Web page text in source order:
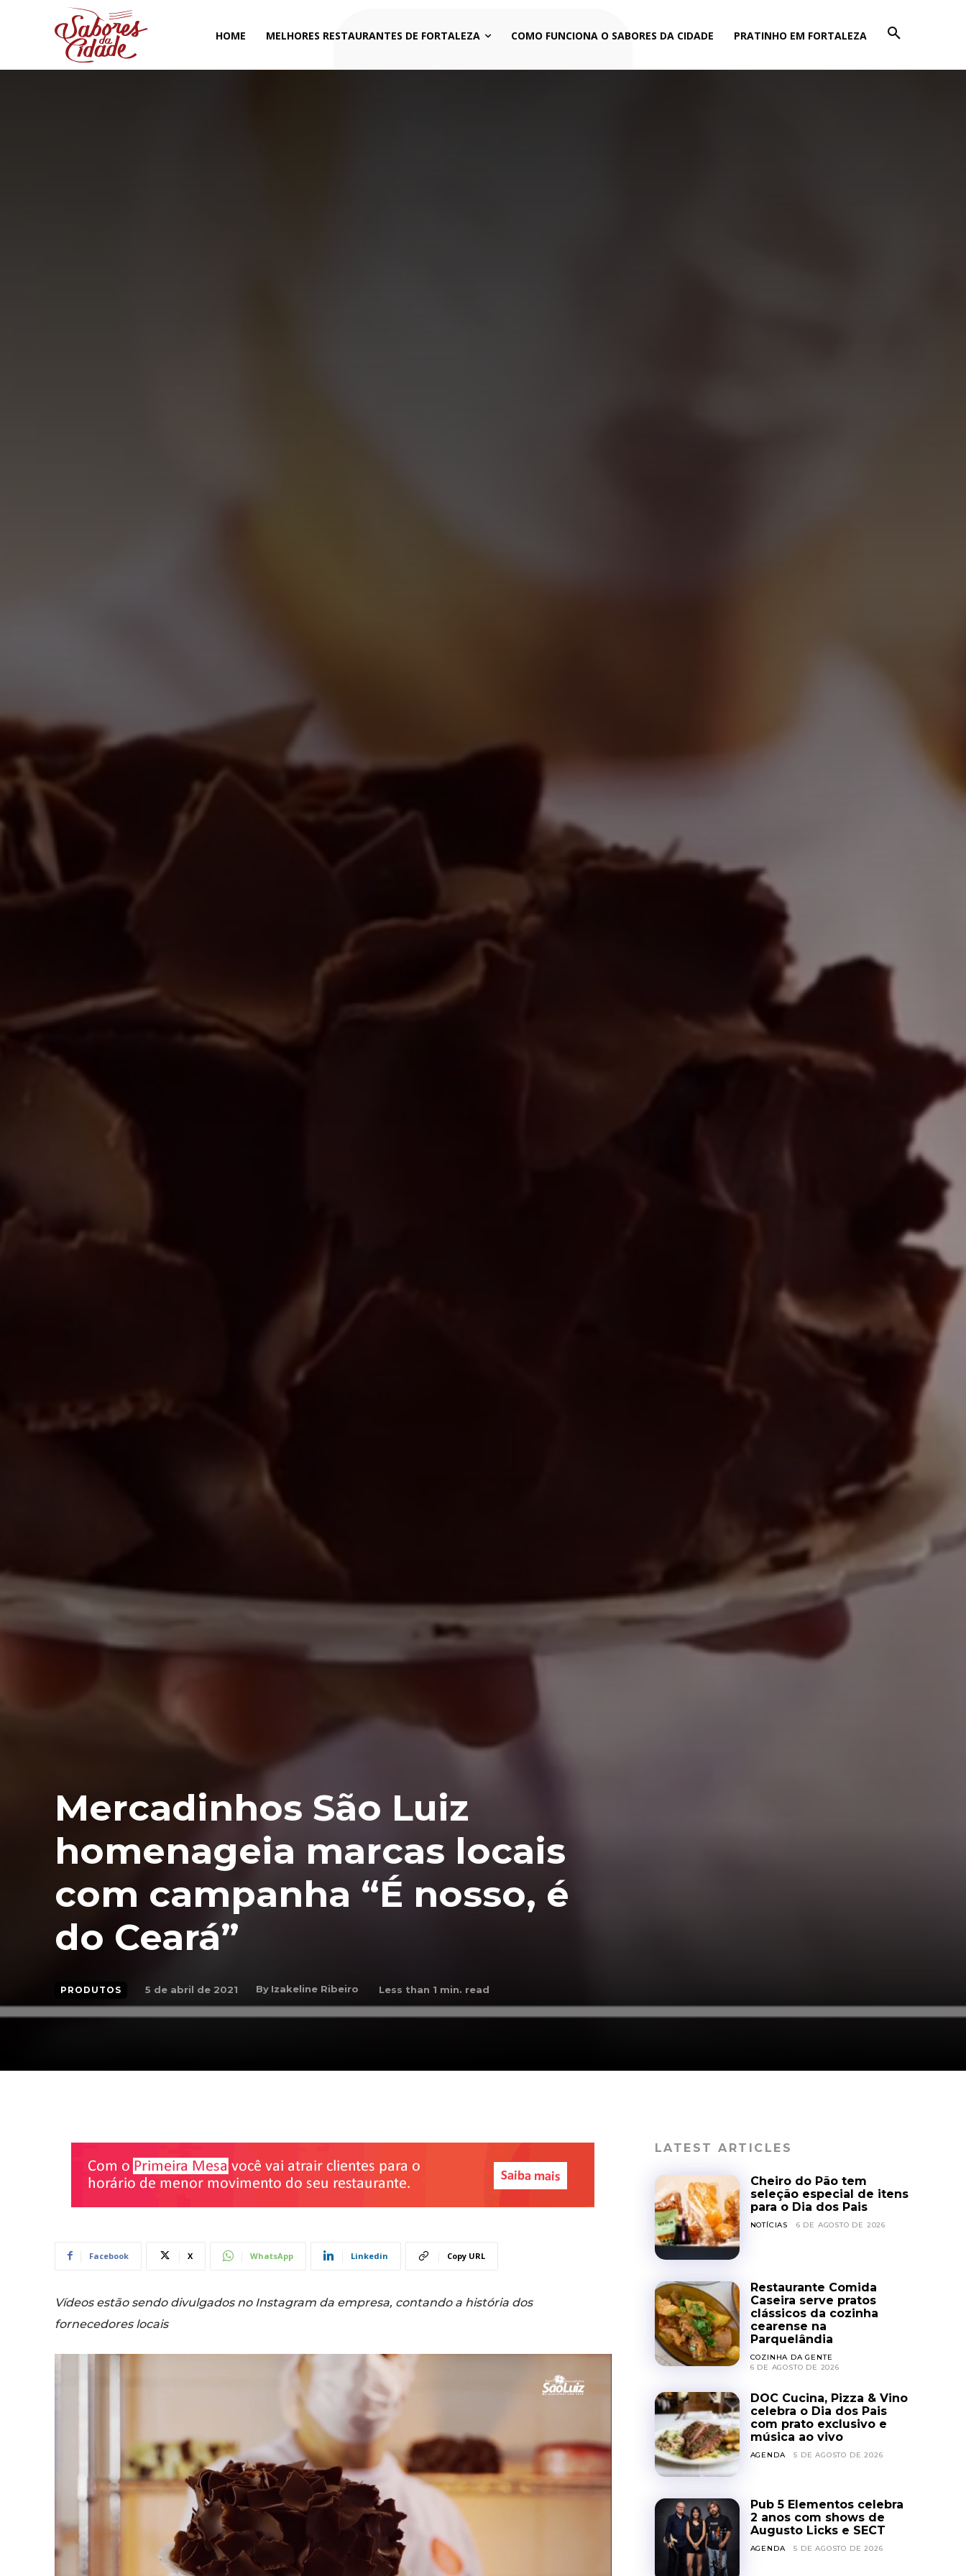
HOME MELHORES RESTAURANTES DE FORTALEZA COMO FUNCIONA O SABORES DA CIDADE PRATINHO EM FORTALEZA
Mercadinhos São Luiz
homenageia marcas locais
com campanha “É nosso, é
do Ceará”
PRODUTOS 5 de abril de 2021 By Izakeline Ribeiro Less than 1 min. read
Facebook X WhatsApp Linkedin Copy URL
Vídeos estão sendo divulgados no Instagram da empresa, contando a história dos
fornecedores locais
LATEST ARTICLES
Cheiro do Pão tem
seleção especial de itens
para o Dia dos Pais
NOTÍCIAS 6 DE AGOSTO DE 2026
Restaurante Comida
Caseira serve pratos
clássicos da cozinha
cearense na
Parquelândia
COZINHA DA GENTE
6 DE AGOSTO DE 2026
DOC Cucina, Pizza & Vino
celebra o Dia dos Pais
com prato exclusivo e
música ao vivo
AGENDA 5 DE AGOSTO DE 2026
Pub 5 Elementos celebra
2 anos com shows de
Augusto Licks e SECT
AGENDA 5 DE AGOSTO DE 2026